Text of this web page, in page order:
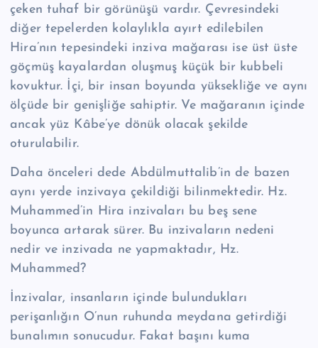
çeken tuhaf bir görünüşü vardır. Çevresindeki
diğer tepelerden kolaylıkla ayırt edilebilen
Hira’nın tepesindeki inziva mağarası ise üst üste
göçmüş kayalardan oluşmuş küçük bir kubbeli
kovuktur. İçi, bir insan boyunda yüksekliğe ve aynı
ölçüde bir genişliğe sahiptir. Ve mağaranın içinde
ancak yüz Kâbe’ye dönük olacak şekilde
oturulabilir.
Daha önceleri dede Abdülmuttalib’in de bazen
aynı yerde inzivaya çekildiği bilinmektedir. Hz.
Muhammed’in Hira inzivaları bu beş sene
boyunca artarak sürer. Bu inzivaların nedeni
nedir ve inzivada ne yapmaktadır, Hz.
Muhammed?
İnzivalar, insanların içinde bulundukları
perişanlığın O’nun ruhunda meydana getirdiği
bunalımın sonucudur. Fakat başını kuma